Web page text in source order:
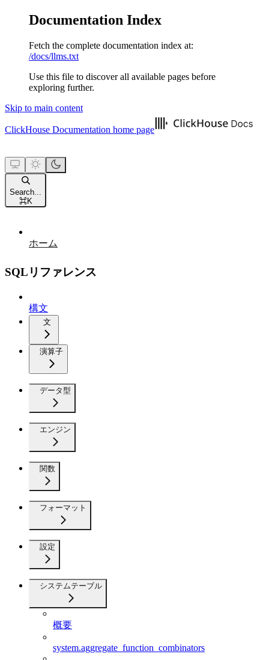
Documentation Index
Fetch the complete documentation index at:
/docs/llms.txt
Use this file to discover all available pages before
exploring further.
Skip to main content
ClickHouse Documentation home page
Search...
⌘K
ホーム
SQLリファレンス
構文
文
演算子
データ型
エンジン
関数
フォーマット
設定
システムテーブル
概要
system.aggregate_function_combinators